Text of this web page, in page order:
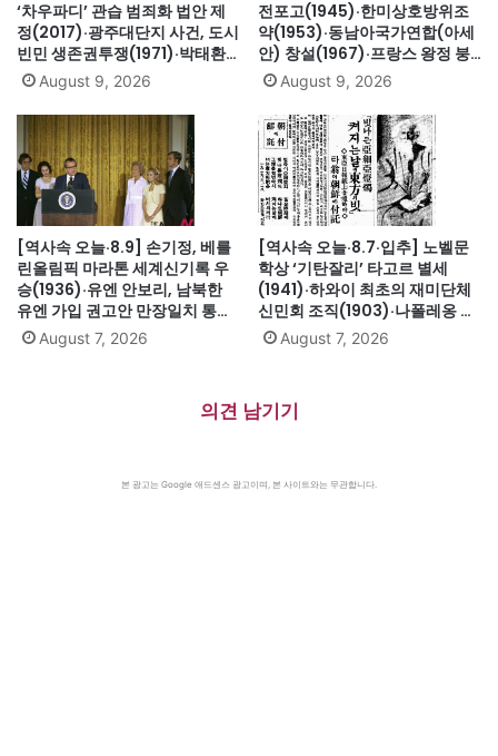
‘차우파디’ 관습 범죄화 법안 제
정(2017)·광주대단지 사건, 도시
빈민 생존권투쟁(1971)·박태환,
베이징올림픽 자유형 400m 한
국 수영 첫 금메달(2008)·파월,
美 첫 흑인 합참의장 지명(1989)
August 9, 2026
전포고(1945)·한미상호방위조
약(1953)·동남아국가연합(아세
안) 창설(1967)·프랑스 왕정 붕
괴·루이 16세 폐위(1792)·무용가
최승희 별세(1969)·김대중 도쿄
납치사건(1973)
August 9, 2026
[역사속 오늘·8.9] 손기정, 베를
린올림픽 마라톤 세계신기록 우
승(1936)·유엔 안보리, 남북한
유엔 가입 권고안 만장일치 통과
(1991)·싱가포르, 말레이시아에
서 분리 독립(1965)·닉슨, 워터
August 7, 2026
[역사속 오늘·8.7·입추] 노벨문
학상 ‘기탄잘리’ 타고르 별세
(1941)·하와이 최초의 재미단체
신민회 조직(1903)·나폴레옹 세
인트헬레나섬 유배(1815)·英 해
군, 스페인 무적함대 격파
트리스트에서 한국 제외(2019)
August 7, 2026
의견 남기기
본 광고는 Google 애드센스 광고이며, 본 사이트와는 무관합니다.